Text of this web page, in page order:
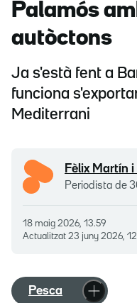
Palamós
autòctons
Ja s'està fent a
funciona
Mediterrani
Fèlix Martín
Periodista de
18 maig 2026, 13.59
Actualitzat 23 juny 2026,
Pesca